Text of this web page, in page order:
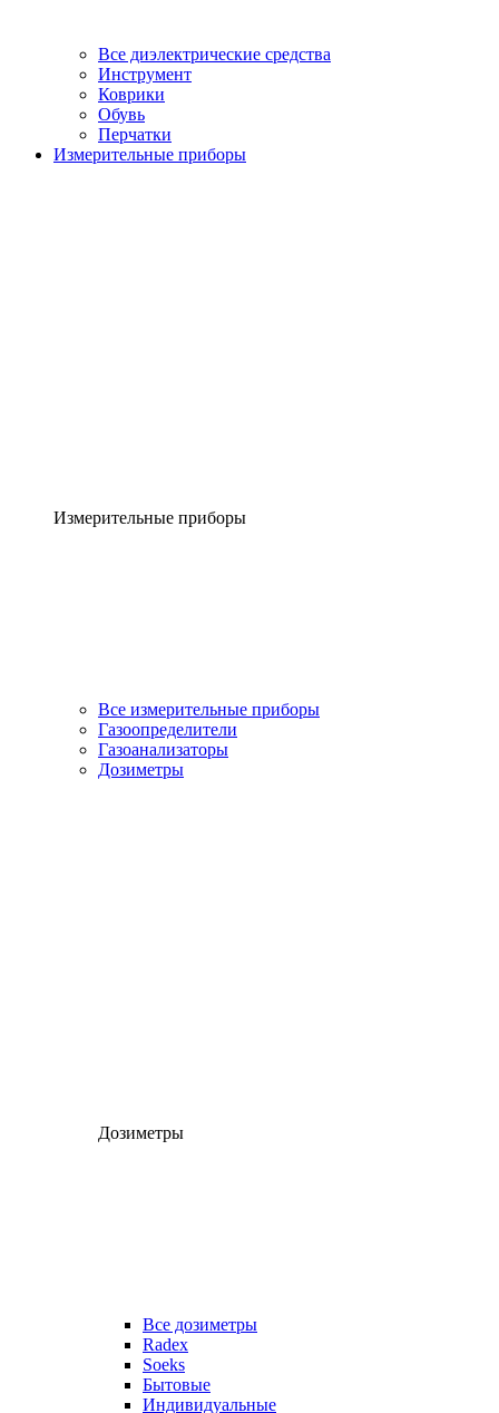
Все диэлектрические средства
Инструмент
Коврики
Обувь
Перчатки
Измерительные приборы
Измерительные приборы
Все измерительные приборы
Газоопределители
Газоанализаторы
Дозиметры
Дозиметры
Все дозиметры
Radex
Soeks
Бытовые
Индивидуальные